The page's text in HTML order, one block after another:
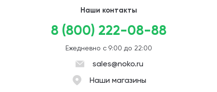
Наши контакты
8 (800) 222-08-88
Ежедневно с 9:00 до 22:00
sales@noko.ru
Наши магазины